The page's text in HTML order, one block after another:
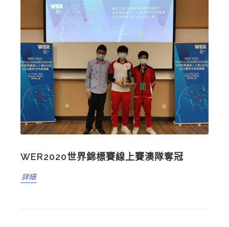
WER2020世界錦標賽線上賽澳隊奪冠
詳細